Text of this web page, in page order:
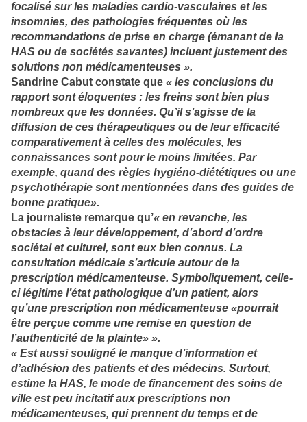
focalisé sur les maladies cardio-vasculaires et les
insomnies, des pathologies fréquentes où les
recommandations de prise en charge (émanant de la
HAS ou de sociétés savantes) incluent justement des
solutions non médicamenteuses ».
Sandrine Cabut constate que « les conclusions du
rapport sont éloquentes : les freins sont bien plus
nombreux que les données. Qu’il s’agisse de la
diffusion de ces thérapeutiques ou de leur efficacité
comparativement à celles des molécules, les
connaissances sont pour le moins limitées. Par
exemple, quand des règles hygiéno-diététiques ou une
psychothérapie sont mentionnées dans des guides de
bonne pratique».
La journaliste remarque qu’« en revanche, les
obstacles à leur développement, d’abord d’ordre
sociétal et culturel, sont eux bien connus. La
consultation médicale s’articule autour de la
prescription médicamenteuse. Symboliquement, celle-
ci légitime l’état pathologique d’un patient, alors
qu’une prescription non médicamenteuse «pourrait
être perçue comme une remise en question de
l’authenticité de la plainte» ».
« Est aussi souligné le manque d’information et
d’adhésion des patients et des médecins. Surtout,
estime la HAS, le mode de financement des soins de
ville est peu incitatif aux prescriptions non
médicamenteuses, qui prennent du temps et de